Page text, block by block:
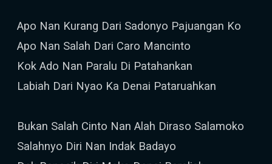
Apo Nan Kurang Dari Sadonyo Pajuangan Ko
Apo Nan Salah Dari Caro Mancinto
Kok Ado Nan Paralu Di Patahankan
Labiah Dari Nyao Ka Denai Pataruahkan
Bukan Salah Cinto Nan Alah Diraso Salamoko
Salahnyo Diri Nan Indak Badayo